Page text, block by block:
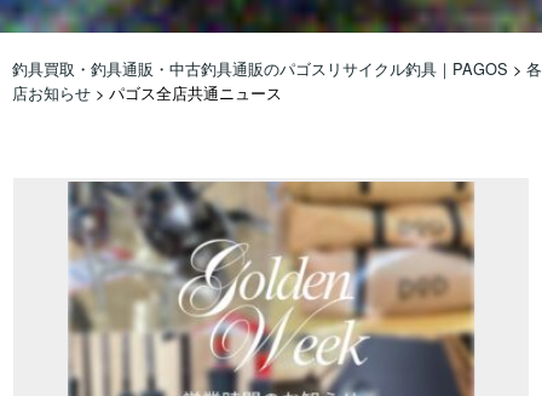
釣具買取・釣具通販・中古釣具通販のパゴスリサイクル釣具｜PAGOS > 各
店お知らせ > パゴス全店共通ニュース